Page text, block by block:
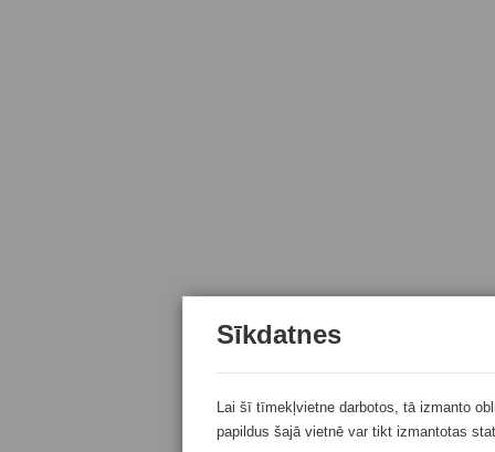
Sīkdatnes
Lai šī tīmekļvietne darbotos, tā izmanto
papildus šajā vietnē var tikt izmantotas